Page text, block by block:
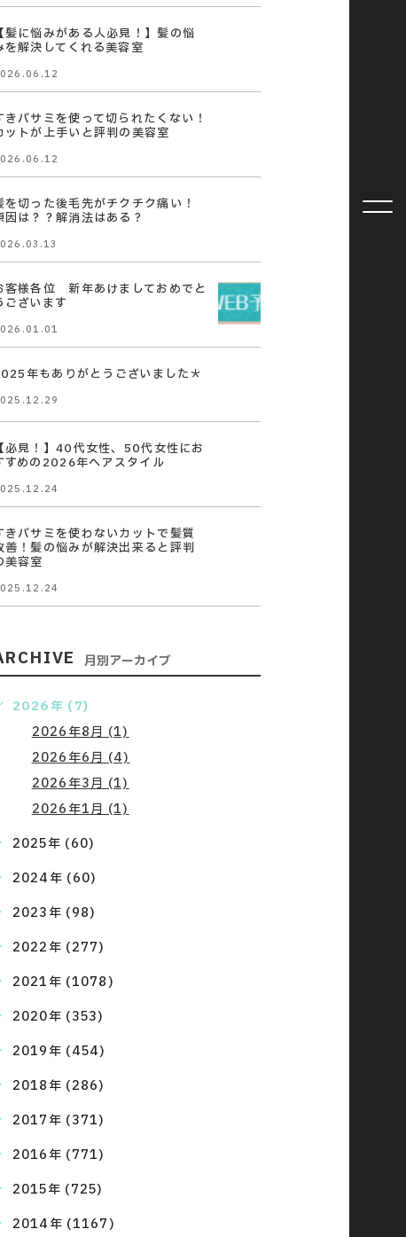
【髪に悩みがある人必見！】髪の悩
を解決してくれる美容室
きバサミを使って切られたくない！
ットが上手いと評判の美容室
を切った後毛先がチクチク痛い！
因は？？解消法はある？
客様各位 新年あけましておめでと
ございます
年もありがとうございました＊
【必見！】40代女性、50代女性にお
すめの2026年ヘアスタイル
きバサミを使わないカットで髪質
善！髪の悩みが解決出来ると評判
美容室
月別アーカイブ
2026年 (7)
2026年8月 (1)
2026年6月 (4)
2026年3月 (1)
2026年1月 (1)
2025年 (60)
2024年 (60)
2023年 (98)
2022年 (277)
2021年 (1078)
2020年 (353)
2019年 (454)
2018年 (286)
2017年 (371)
2016年 (771)
2015年 (725)
2014年 (1167)